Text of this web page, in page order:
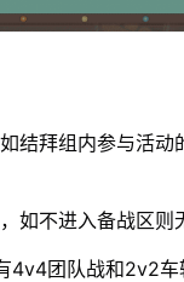
结拜组内参与活
如不进入备战区则
4v4团队战和2v2